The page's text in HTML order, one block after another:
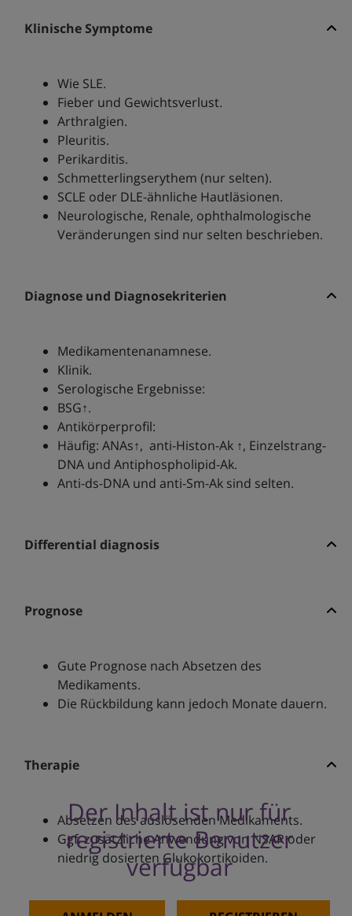
Klinische Symptome
Wie SLE.
Fieber und Gewichtsverlust.
Arthralgien.
Pleuritis.
Perikarditis.
Schmetterlingserythem (nur selten).
SCLE oder DLE-ähnliche Hautläsionen.
Neurologische, Renale, ophthalmologische
Veränderungen sind nur selten beschrieben.
Diagnose und Diagnosekriterien
Medikamentenanamnese.
Klinik.
Serologische Ergebnisse:
BSG↑.
Antikörperprofil:
Häufig: ANAs↑, anti-Histon-Ak ↑, Einzelstrang-
DNA und Antiphospholipid-Ak.
Anti-ds-DNA und anti-Sm-Ak sind selten.
Differential diagnosis
Prognose
Gute Prognose nach Absetzen des
Medikaments.
Die Rückbildung kann jedoch Monate dauern.
Therapie
Der Inhalt ist nur für
registrierte Benutzer
verfügbar
Absetzen des auslösenden Medikaments.
Ggf. zusätzliche Anwendung von NSAR oder
niedrig dosierten Glukokortikoiden.